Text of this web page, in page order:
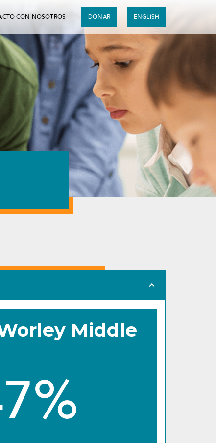
CON NOSOTROS DONAR ENGLISH
Middle